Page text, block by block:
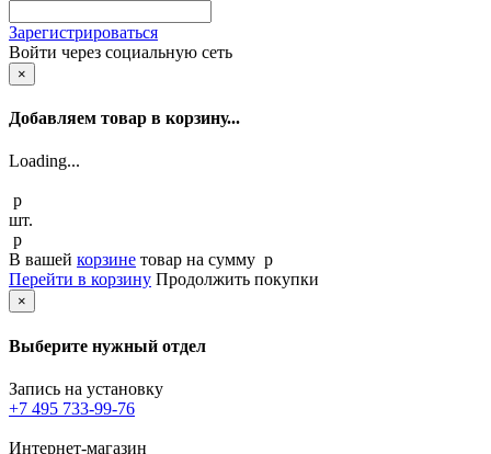
Зарегистрироваться
Войти через социальную сеть
×
Добавляем товар в корзину...
Loading...
p
шт.
p
В вашей корзине товар на сумму p
Перейти в корзину Продолжить покупки
×
Выберите нужный отдел
Запись на установку
+7 495 733-99-76
Интернет-магазин